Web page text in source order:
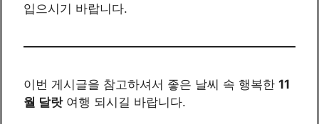
입으시기 바랍니다.
이번 게시글을 참고하셔서 좋은 날씨 속 행복한 11
월 달랏여행 되시길 바랍니다.